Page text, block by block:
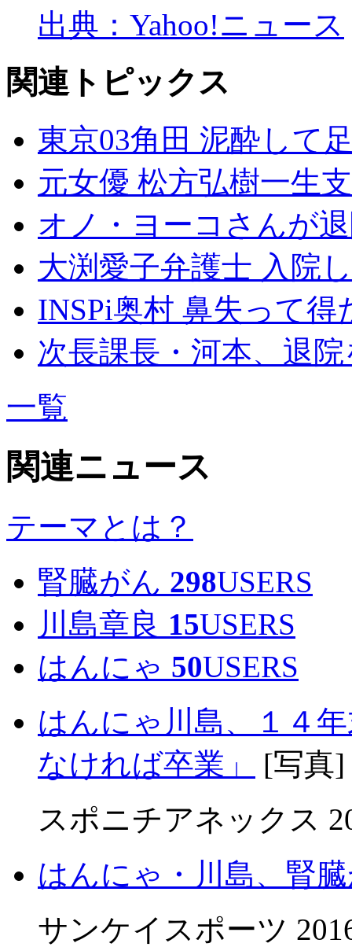
出典：Yahoo!ニュース
関連トピックス
東京03角田 泥酔して
元女優 松方弘樹一生
オノ・ヨーコさんが
大渕愛子弁護士 入院
INSPi奥村 鼻失って得
次長課長・河本、退
一覧
関連ニュース
テーマとは？
腎臓がん 298USERS
川島章良 15USERS
はんにゃ 50USERS
はんにゃ川島、１４
なければ卒業」
[写真]
スポニチアネックス
はんにゃ・川島、腎
サンケイスポーツ